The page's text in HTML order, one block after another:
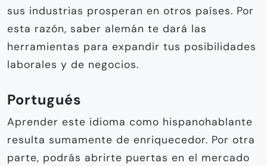
sus industrias prosperan en otros países. Por
esta razón, saber alemán te dará las
herramientas para expandir tus posibilidades
laborales y de negocios.
Portugués
Aprender este idioma como hispanohablante
resulta sumamente de enriquecedor. Por otra
parte, podrás abrirte puertas en el mercado